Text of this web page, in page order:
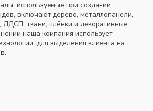
используемые при создании
включают дерево, металлопанели,
ЛДСП, ткани, плёнки и декоративные
наша компания использует
для выделения клиента на